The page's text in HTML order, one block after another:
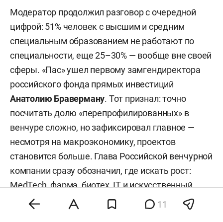
Модератор продолжил разговор с очередной
цифрой: 51% человек с высшим и средним
специальным образованием не работают по
специальности, еще 25–30% — вообще вне своей
сферы. «Пас» ушел первому замгендиректора
российского фонда прямых инвестиций
Анатолию Браверману. Тот признал: точно
посчитать долю «перепрофилированных» в
венчуре сложно, но зафиксировал главное —
несмотря на макроэкономику, проектов
становится больше. Глава Российской венчурной
компании сразу обозначил, где искать рост:
MedTech, фарма, биотех, IT и искусственный
интеллект. Отдельно — импортозамещение: это и
11